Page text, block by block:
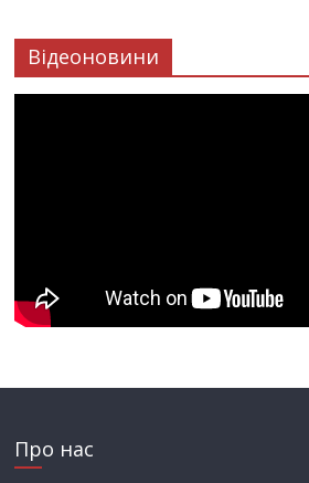
Відеоновини
Про нас